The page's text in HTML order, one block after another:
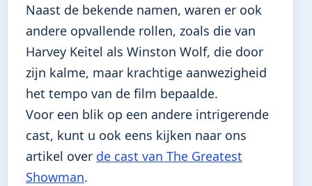
Naast de bekende namen, waren er ook
andere opvallende rollen, zoals die van
Harvey Keitel als Winston Wolf, die door
zijn kalme, maar krachtige aanwezigheid
het tempo van de film bepaalde.
Voor een blik op een andere intrigerende
cast, kunt u ook eens kijken naar ons
artikel over de cast van The Greatest
Showman.